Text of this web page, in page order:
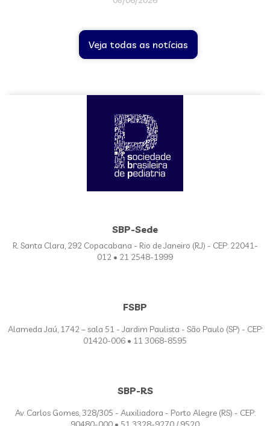
Veja todas as notícias
SBP-Sede
R. Santa Clara, 292 Copacabana - Rio de Janeiro (RJ) - CEP: 22041-
012 • 21 2548-1999
FSBP
Alameda Jaú, 1742 – sala 51 - Jardim Paulista - São Paulo (SP) - CEP:
01420-006 • 11 3068-8595
SBP-RS
Av. Carlos Gomes, 328/305 - Auxiliadora - Porto Alegre (RS) - CEP: